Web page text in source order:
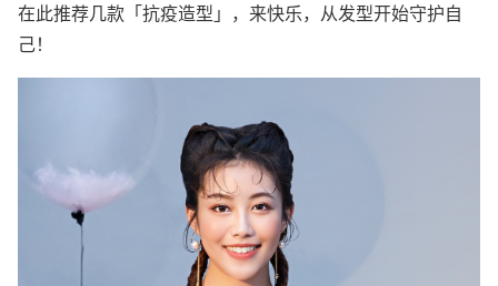
在此推荐几款「抗疫造型」，来快乐，从发型开始守护自
己！